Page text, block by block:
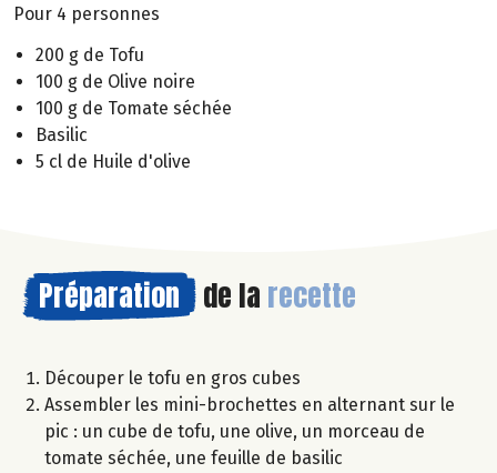
Pour 4 personnes
200 g de Tofu
100 g de Olive noire
100 g de Tomate séchée
Basilic
5 cl de Huile d'olive
Préparation de la recette
Découper le tofu en gros cubes
Assembler les mini-brochettes en alternant sur le
pic : un cube de tofu, une olive, un morceau de
tomate séchée, une feuille de basilic